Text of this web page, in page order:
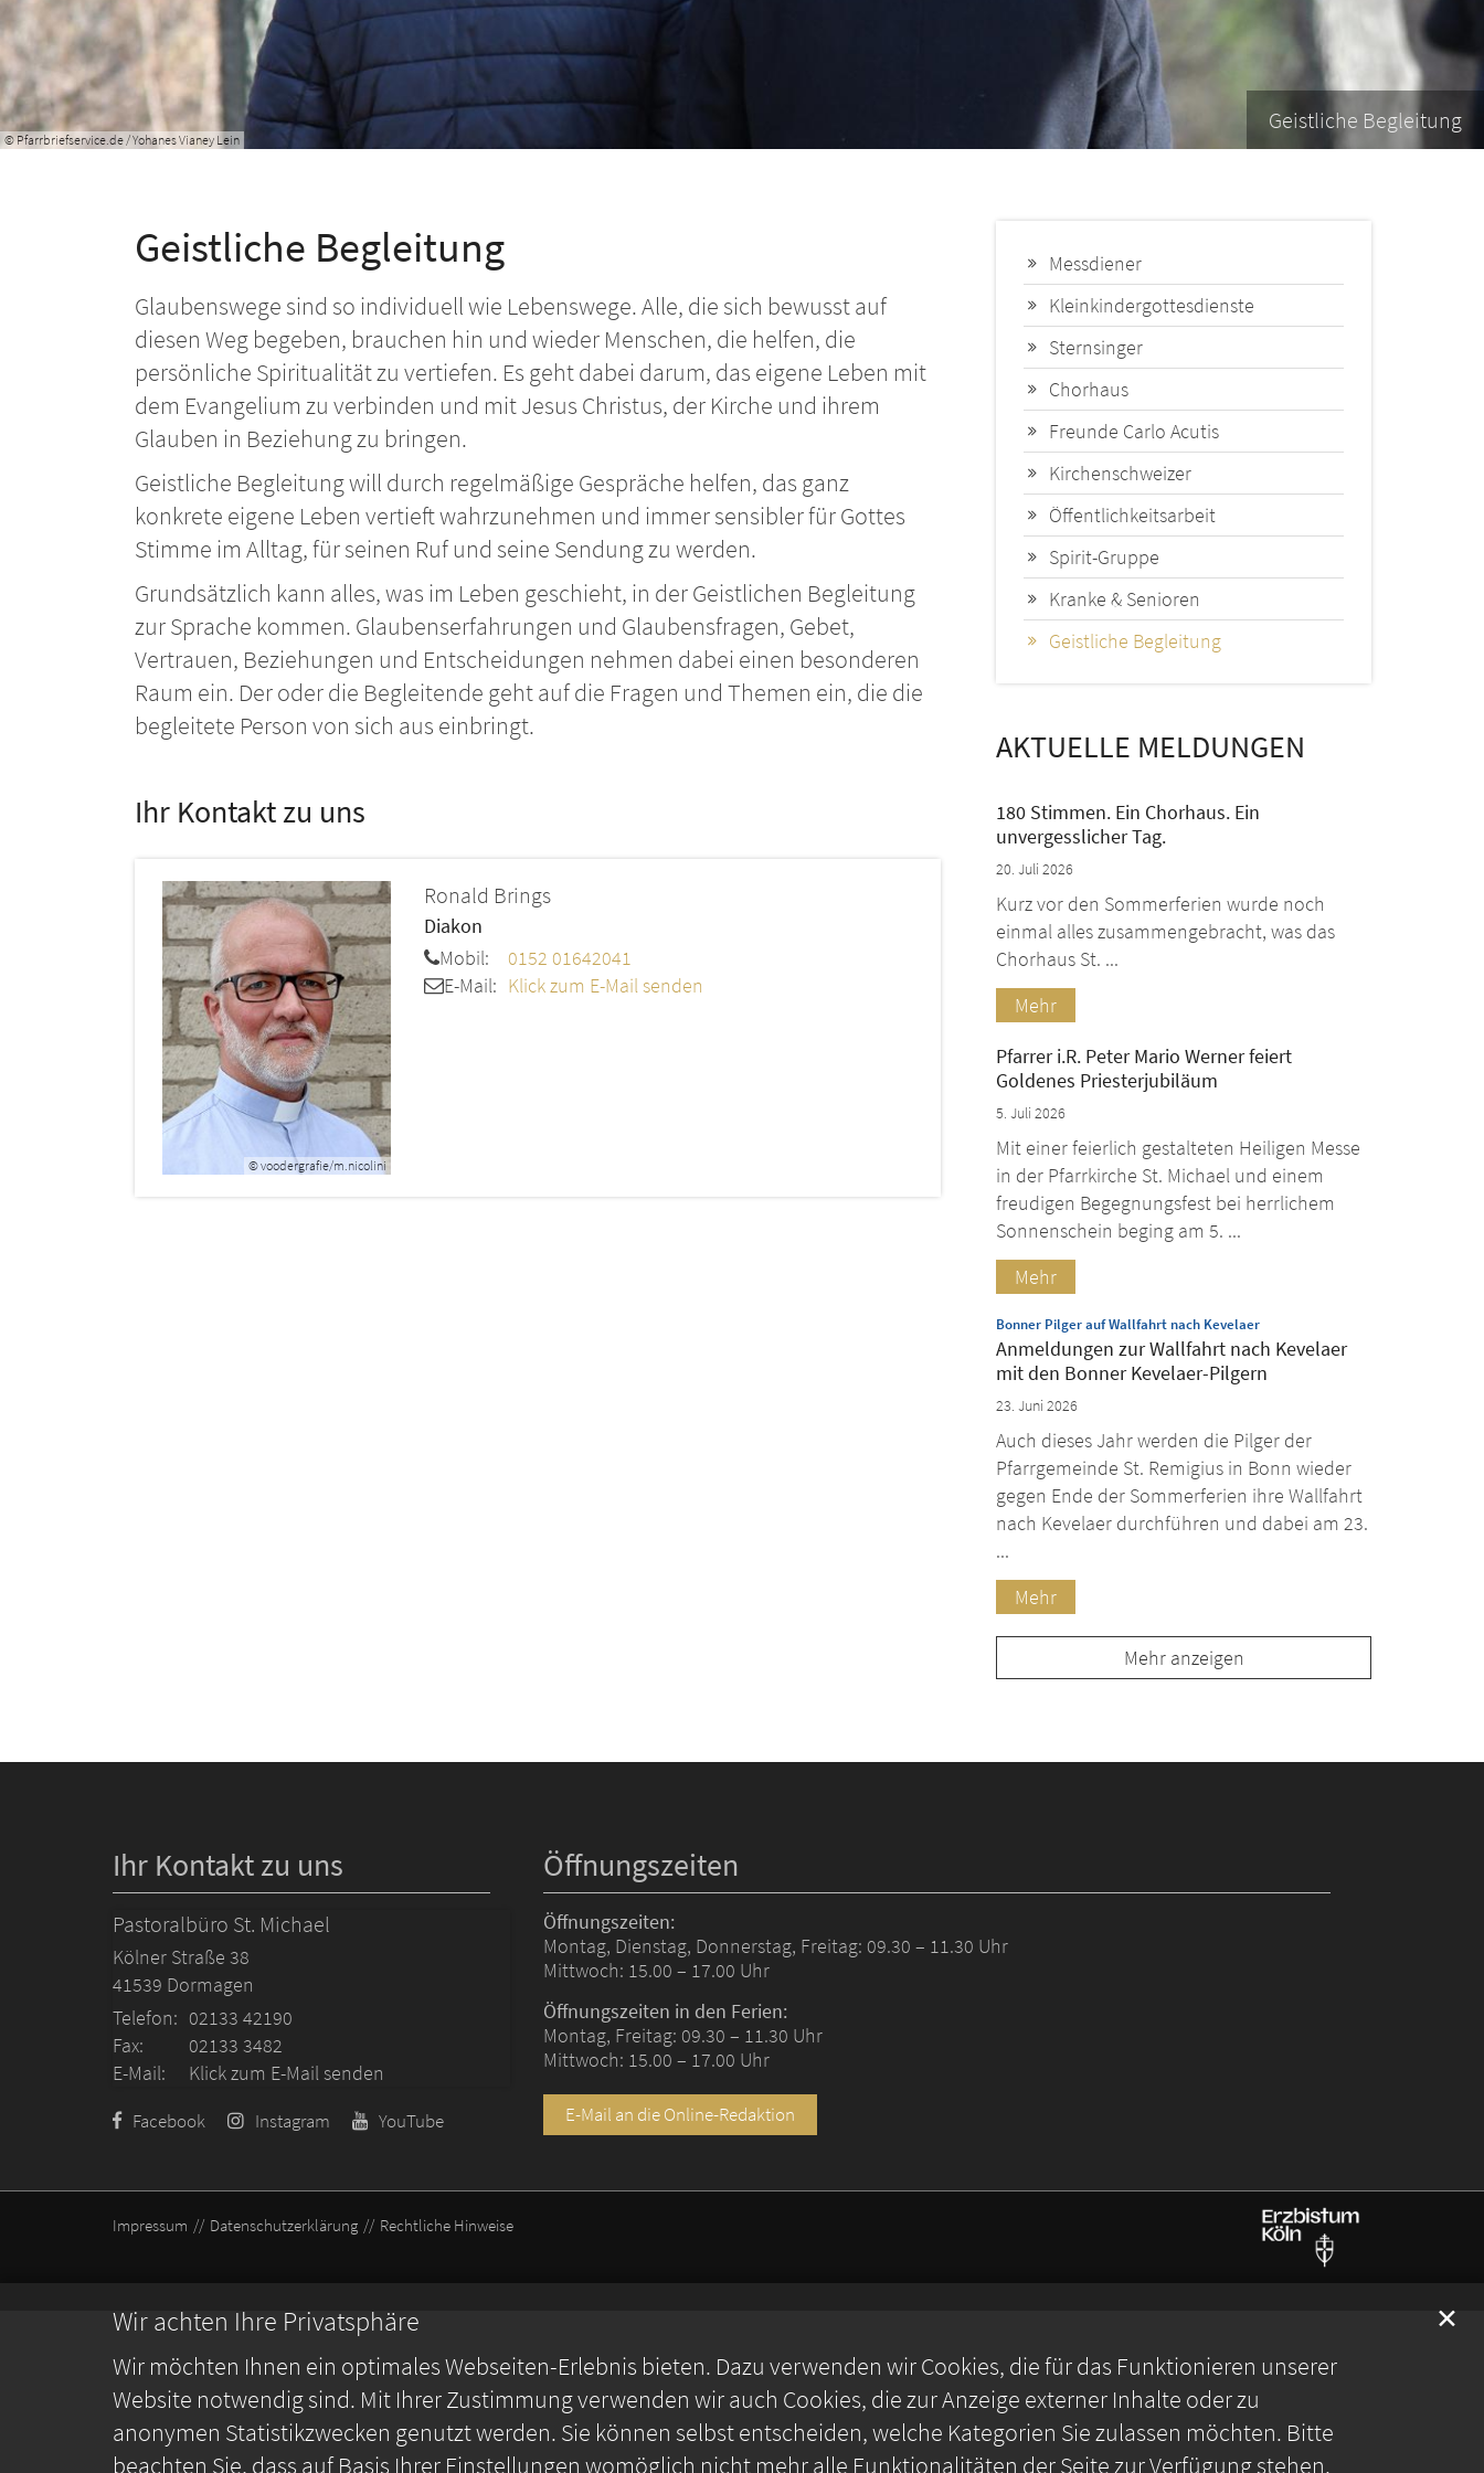
Wir achten Ihre Privatsphäre
Wir möchten Ihnen ein optimales Webseiten-Erlebnis bieten. Dazu verwenden wir Cookies, die für das Funktionieren unserer
Website notwendig sind. Mit Ihrer Zustimmung verwenden wir auch Cookies, die zur Anzeige externer Inhalte oder zu
anonymen Statistikzwecken genutzt werden. Sie können selbst entscheiden, welche Kategorien Sie zulassen möchten. Bitte
beachten Sie, dass auf Basis Ihrer Einstellungen womöglich nicht mehr alle Funktionalitäten der Seite zur Verfügung stehen.
✕
© Pfarrbriefservice.de / Yohanes Vianey Lein
Geistliche Begleitung
Geistliche Begleitung
Glaubenswege sind so individuell wie Lebenswege. Alle, die sich bewusst auf
diesen Weg begeben, brauchen hin und wieder Menschen, die helfen, die
persönliche Spiritualität zu vertiefen. Es geht dabei darum, das eigene Leben mit
dem Evangelium zu verbinden und mit Jesus Christus, der Kirche und ihrem
Glauben in Beziehung zu bringen.
Geistliche Begleitung will durch regelmäßige Gespräche helfen, das ganz
konkrete eigene Leben vertieft wahrzunehmen und immer sensibler für Gottes
Stimme im Alltag, für seinen Ruf und seine Sendung zu werden.
Grundsätzlich kann alles, was im Leben geschieht, in der Geistlichen Begleitung
zur Sprache kommen. Glaubenserfahrungen und Glaubensfragen, Gebet,
Vertrauen, Beziehungen und Entscheidungen nehmen dabei einen besonderen
Raum ein. Der oder die Begleitende geht auf die Fragen und Themen ein, die die
begleitete Person von sich aus einbringt.
Ihr Kontakt zu uns
© voodergrafie/m.nicolini
Ronald Brings
Diakon
Mobil:
0152 01642041
E-Mail: Klick zum E-Mail senden
Messdiener
Kleinkindergottesdienste
Sternsinger
Chorhaus
Freunde Carlo Acutis
Kirchenschweizer
Öffentlichkeitsarbeit
Spirit-Gruppe
Kranke & Senioren
Geistliche Begleitung
AKTUELLE MELDUNGEN
180 Stimmen. Ein Chorhaus. Ein
unvergesslicher Tag.
20. Juli 2026
Kurz vor den Sommerferien wurde noch
einmal alles zusammengebracht, was das
Chorhaus St. ...
Mehr
Pfarrer i.R. Peter Mario Werner feiert
Goldenes Priesterjubiläum
5. Juli 2026
Mit einer feierlich gestalteten Heiligen Messe
in der Pfarrkirche St. Michael und einem
freudigen Begegnungsfest bei herrlichem
Sonnenschein beging am 5. ...
Mehr
Bonner Pilger auf Wallfahrt nach Kevelaer:
Anmeldungen zur Wallfahrt nach Kevelaer
mit den Bonner Kevelaer-Pilgern
23. Juni 2026
Auch dieses Jahr werden die Pilger der
Pfarrgemeinde St. Remigius in Bonn wieder
gegen Ende der Sommerferien ihre Wallfahrt
nach Kevelaer durchführen und dabei am 23.
...
Mehr
Mehr anzeigen
Öffnungszeiten
Öffnungszeiten:
Montag, Dienstag, Donnerstag, Freitag: 09.30 – 11.30 Uhr
Mittwoch: 15.00 – 17.00 Uhr
Öffnungszeiten in den Ferien:
Montag, Freitag: 09.30 – 11.30 Uhr
Mittwoch: 15.00 – 17.00 Uhr
E-Mail an die Online-Redaktion
Ihr Kontakt zu uns
Pastoralbüro St. Michael
Kölner Straße 38
41539 Dormagen
Telefon: 02133 42190
Fax:
02133 3482
E-Mail:
Klick zum E-Mail senden
Facebook Instagram YouTube
Impressum Datenschutzerklärung Rechtliche Hinweise